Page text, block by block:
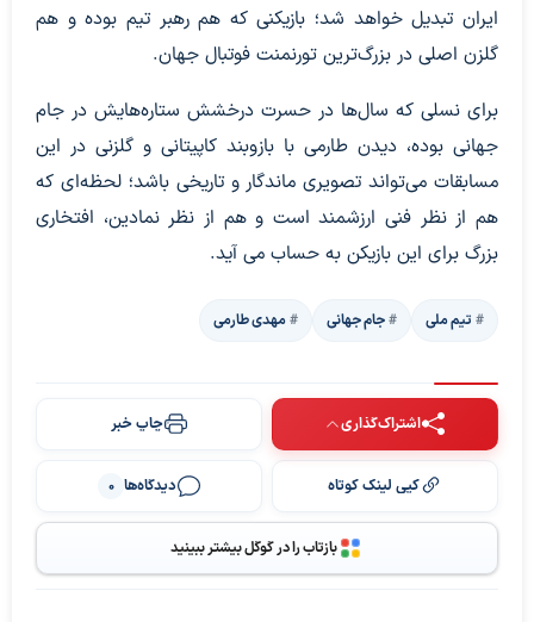
ایران تبدیل خواهد شد؛ بازیکنی که هم رهبر تیم بوده و هم
گلزن اصلی در بزرگ‌ترین تورنمنت فوتبال جهان.
برای نسلی که سال‌ها در حسرت درخشش ستاره‌هایش در جام
جهانی بوده، دیدن طارمی با بازوبند کاپیتانی و گلزنی در این
مسابقات می‌تواند تصویری ماندگار و تاریخی باشد؛ لحظه‌ای که
هم از نظر فنی ارزشمند است و هم از نظر نمادین، افتخاری
بزرگ برای این بازیکن به حساب می آید.
تیم ملی جام جهانی مهدی طارمی
اشتراک‌گذاری چاپ خبر
کپی لینک کوتاه دیدگاه‌ها 0
بازتاب را در گوگل بیشتر ببینید